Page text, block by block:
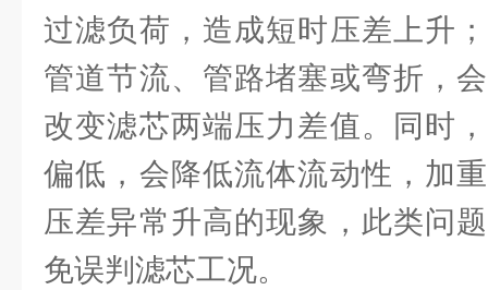
过滤负荷，造成短时压差上升
管道节流、管路堵塞或弯折，
改变滤芯两端压力差值。同时
偏低，会降低流体流动性，加
压差异常升高的现象，此类问
免误判滤芯工况。